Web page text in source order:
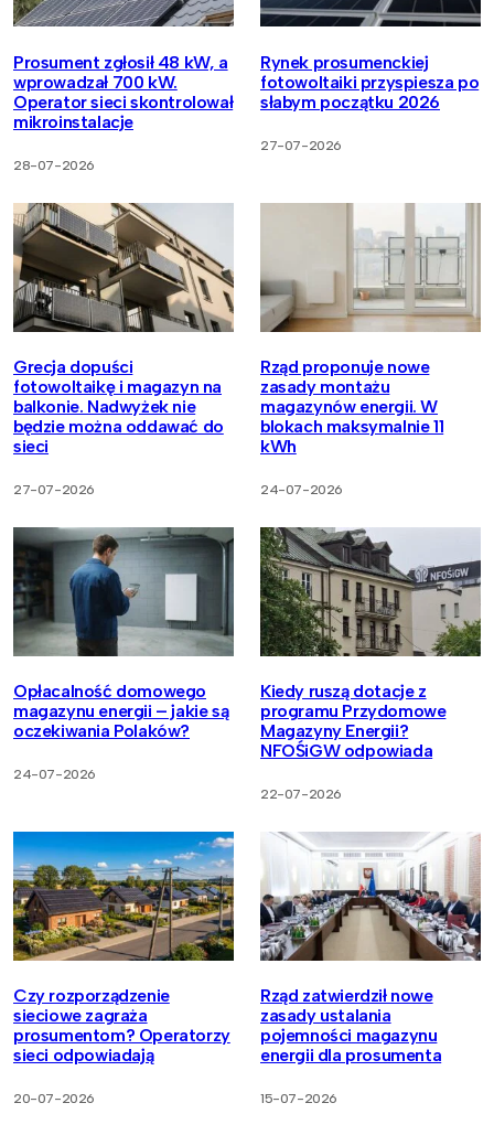
Prosument zgłosił 48 kW, a
wprowadzał 700 kW.
Operator sieci skontrolował
mikroinstalacje
28-07-2026
Rynek prosumenckiej
fotowoltaiki przyspiesza po
słabym początku 2026
27-07-2026
Grecja dopuści
fotowoltaikę i magazyn na
balkonie. Nadwyżek nie
będzie można oddawać do
sieci
27-07-2026
Rząd proponuje nowe
zasady montażu
magazynów energii. W
blokach maksymalnie 11
kWh
24-07-2026
Opłacalność domowego
magazynu energii – jakie są
oczekiwania Polaków?
24-07-2026
Kiedy ruszą dotacje z
programu Przydomowe
Magazyny Energii?
NFOŚiGW odpowiada
22-07-2026
Czy rozporządzenie
sieciowe zagraża
prosumentom? Operatorzy
sieci odpowiadają
20-07-2026
Rząd zatwierdził nowe
zasady ustalania
pojemności magazynu
energii dla prosumenta
15-07-2026